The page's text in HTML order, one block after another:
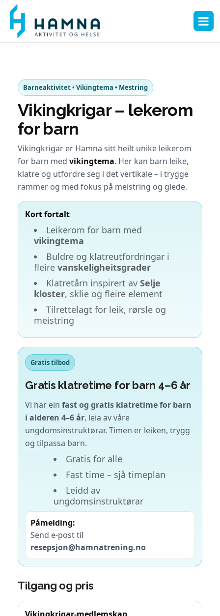
Barneaktivitet • Vikingtema • Mestring
Vikingkrigar – lekerom
for barn
Vikingkrigar er Hamna sitt heilt unike leikerom
for barn med vikingtema. Her kan barn leike,
klatre og utfordre seg i det vertikale – i trygge
rammer og med fokus på meistring og glede.
Kort fortalt
Leikerom for barn med
vikingtema
Buldre og klatreutfordringar i
fleire vanskeligheitsgrader
Klatretårn inspirert av Selje
kloster, sklie og fleire element
Tilrettelagt for leik, rørsle og
meistring
Gratis tilbod
Gratis klatretime for barn 4–6 år
Vi har ein fast og gratis klatretime for barn
i alderen 4–6 år, leia av våre
ungdomsinstruktørar. Timen er leiken, trygg
og tilpassa barn.
Gratis for alle
Fast time – sjå timeplan
Leidd av
ungdomsinstruktørar
Påmelding:
Send e-post til
resepsjon@hamnatrening.no
Tilgang og pris